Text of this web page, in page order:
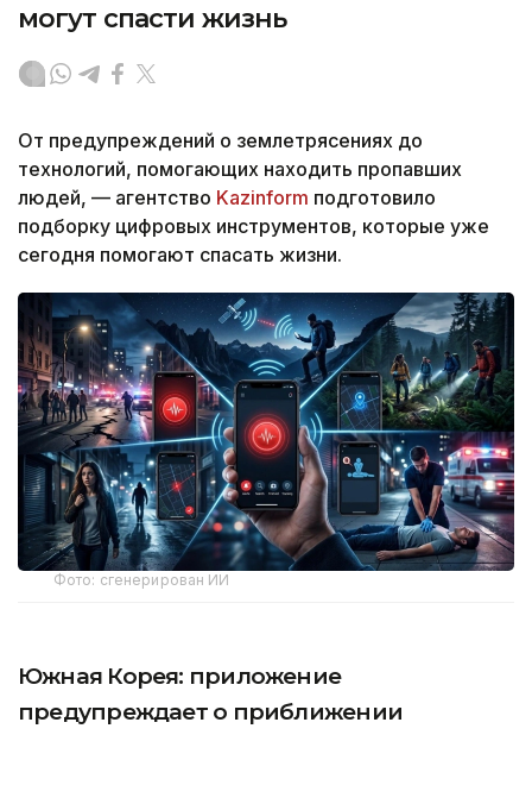
могут спасти жизнь
От предупреждений о землетрясениях до
технологий, помогающих находить пропавших
людей, — агентство Kazinform подготовило
подборку цифровых инструментов, которые уже
сегодня помогают спасать жизни.
Фото: сгенерирован ИИ
Южная Корея: приложение
предупреждает о приближении